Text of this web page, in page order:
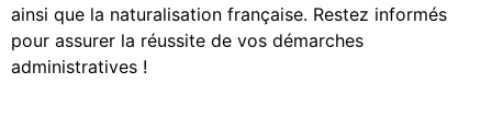
ainsi que la naturalisation française. Restez informés
pour assurer la réussite de vos démarches
administratives !